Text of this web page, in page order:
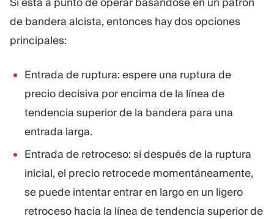
de bandera alcista, entonces hay dos opciones
principales:
Entrada de ruptura: espere una ruptura de
precio decisiva por encima de la línea de
tendencia superior de la bandera para una
entrada larga.
Entrada de retroceso: si después de la ruptura
inicial, el precio retrocede momentáneamente,
se puede intentar entrar en largo en un ligero
retroceso hacia la línea de tendencia superior de